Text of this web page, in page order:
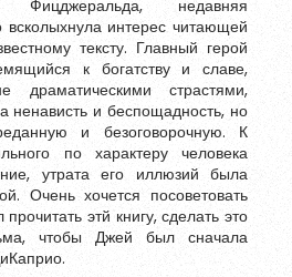
Фицджеральда, недавняя
всколыхнула интерес читающей
тексту. Главный герой
к богатству и славе,
драматическими страстями,
ненависть и беспощадность, но
и безоговорочную. К
по характеру человека
утрата его иллюзий была
Очень хочется посоветовать
этй книгу, сделать это
чтобы Джей был сначала
персональных данных
использования материалов,